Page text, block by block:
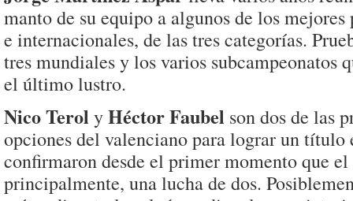
manto de su equipo a algunos de los
e internacionales, de las tres categorías.
tres mundiales y los varios subcampeonatos
el último lustro.
Nico Terol yHéctor Faubel son dos de las
opciones del valenciano para lograr un título
confirmaron desde el primer momento que
principalmente, una lucha de dos.